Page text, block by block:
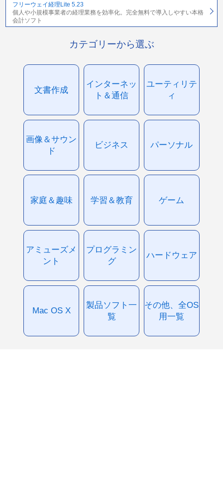
フリーウェイ経理Lite 5.23
個人や小規模事業者の経理業務を効率化。完全無料で導入しやすい本格
会計ソフト
カテゴリーから選ぶ
文書作成
インターネッ
ト＆通信
ユーティリテ
ィ
画像＆サウン
ド
ビジネス パーソナル
家庭＆趣味 学習＆教育 ゲーム
アミューズメ
ント
プログラミン
グ
ハードウェア
Mac OS X
製品ソフト一
覧
その他、全OS
用一覧